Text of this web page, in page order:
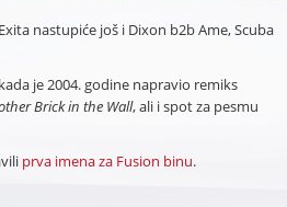
nastupiće još i Dixon b2b Ame, Scuba
je 2004. godine napravio remiks
Brick in the Wall, ali i spot za pesmu
prva imena za Fusion binu.